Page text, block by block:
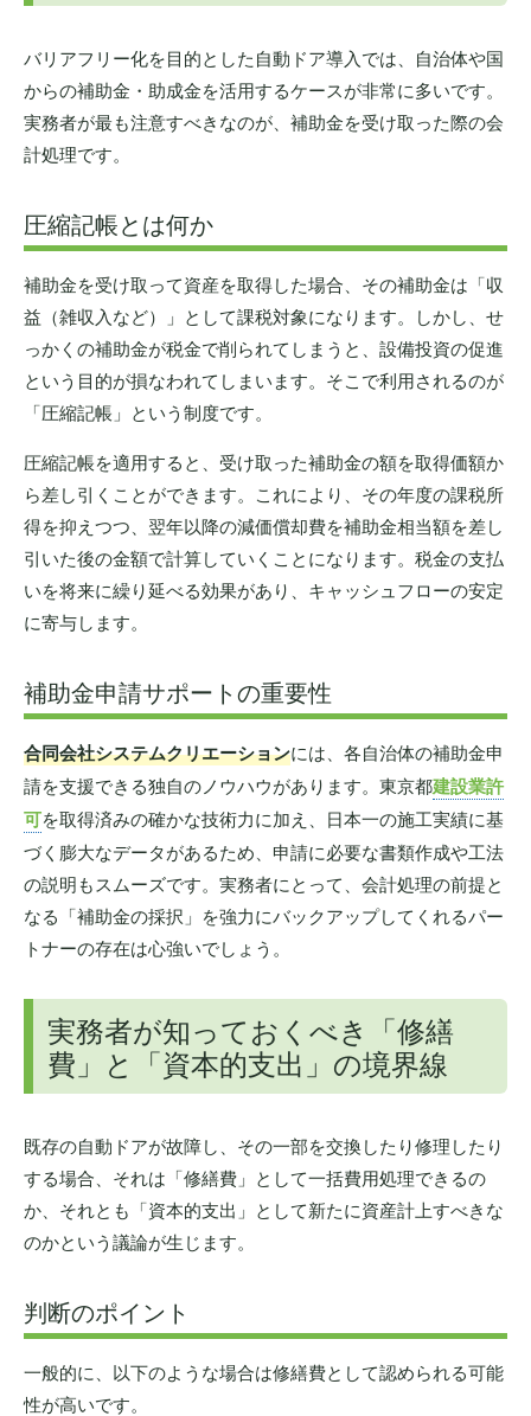
バリアフリー化を目的とした自動ドア導入では、自治体や国
からの補助金・助成金を活用するケースが非常に多いです。
実務者が最も注意すべきなのが、補助金を受け取った際の会
計処理です。
圧縮記帳とは何か
補助金を受け取って資産を取得した場合、その補助金は「収
益（雑収入など）」として課税対象になります。しかし、せ
っかくの補助金が税金で削られてしまうと、設備投資の促進
という目的が損なわれてしまいます。そこで利用されるのが
「圧縮記帳」という制度です。
圧縮記帳を適用すると、受け取った補助金の額を取得価額か
ら差し引くことができます。これにより、その年度の課税所
得を抑えつつ、翌年以降の減価償却費を補助金相当額を差し
引いた後の金額で計算していくことになります。税金の支払
いを将来に繰り延べる効果があり、キャッシュフローの安定
に寄与します。
補助金申請サポートの重要性
合同会社システムクリエーションには、各自治体の補助金申
請を支援できる独自のノウハウがあります。東京都建設業許
可を取得済みの確かな技術力に加え、日本一の施工実績に基
づく膨大なデータがあるため、申請に必要な書類作成や工法
の説明もスムーズです。実務者にとって、会計処理の前提と
なる「補助金の採択」を強力にバックアップしてくれるパー
トナーの存在は心強いでしょう。
実務者が知っておくべき「修繕
費」と「資本的支出」の境界線
既存の自動ドアが故障し、その一部を交換したり修理したり
する場合、それは「修繕費」として一括費用処理できるの
か、それとも「資本的支出」として新たに資産計上すべきな
のかという議論が生じます。
判断のポイント
一般的に、以下のような場合は修繕費として認められる可能
性が高いです。